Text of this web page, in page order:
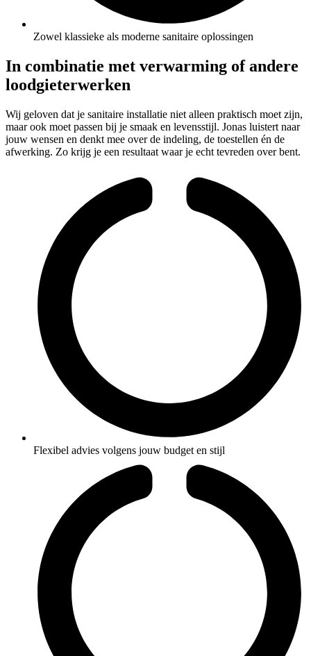
Zowel klassieke als moderne sanitaire oplossingen
In combinatie met verwarming of andere
loodgieterwerken
Wij geloven dat je sanitaire installatie niet alleen praktisch moet zijn,
maar ook moet passen bij je smaak en levensstijl. Jonas luistert naar
jouw wensen en denkt mee over de indeling, de toestellen én de
afwerking. Zo krijg je een resultaat waar je echt tevreden over bent.
Flexibel advies volgens jouw budget en stijl